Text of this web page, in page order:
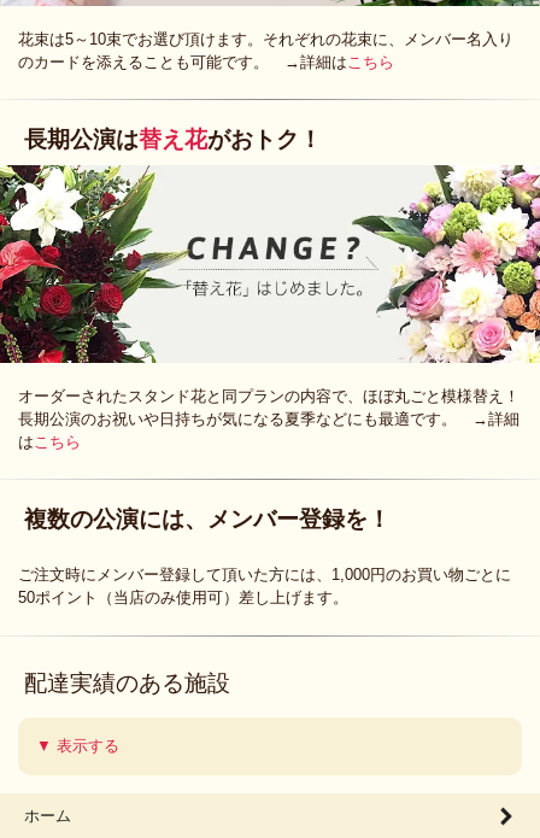
花束は5～10束でお選び頂けます。それぞれの花束に、メンバー名入り
のカードを添えることも可能です。 →詳細は こちら
長期公演は替え花がおトク！
オーダーされたスタンド花と同プランの内容で、ほぼ丸ごと模様替え！
長期公演のお祝いや日持ちが気になる夏季などにも最適です。 →詳細
は こちら
複数の公演には、メンバー登録を！
ご注文時にメンバー登録して頂いた方には、1,000円のお買い物ごとに
50ポイント（当店のみ使用可）差し上げます。
配達実績のある施設
▼ 表示する
ホーム